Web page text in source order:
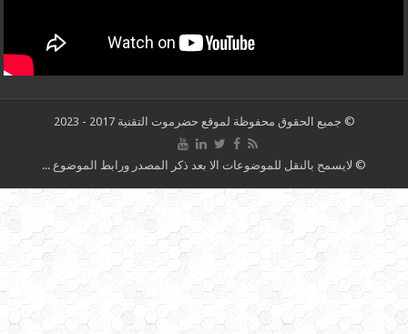
© جميع الحقوق محفوظة لموقع حضرموت التقنية 2017 - 2023
© لايسمح بالنقل للموضوعات الا بعد ذكر المصدر ورابط الموضوع ...